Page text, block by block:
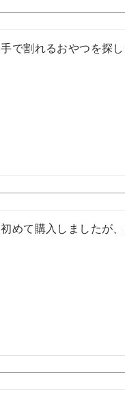
手で割れるおやつを探
初めて購入しましたが